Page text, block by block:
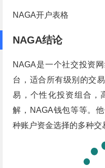
NAGA开户表格
NAGA结论
NAGA是一个社交投资
台，适合所有级别的交
易，个性化投资组合，
解，NAGA钱包等等。
种账户资金选择的多种交